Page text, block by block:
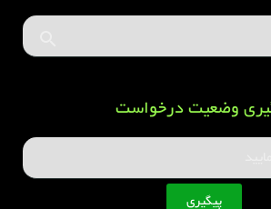
وضعیت درخواست